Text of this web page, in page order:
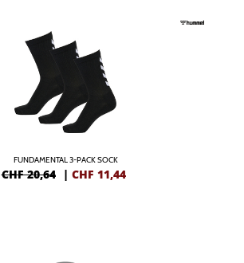
FUNDAMENTAL 3-PACK SOCK
CHF 20,64 | CHF 11,44